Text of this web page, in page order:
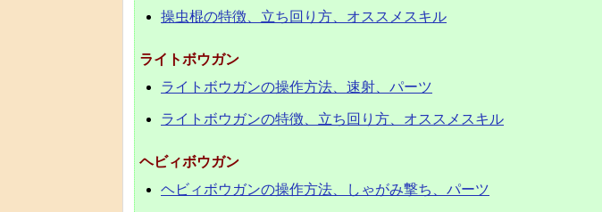
操虫棍の特徴、立ち回り方、オススメスキル
ライトボウガン
ライトボウガンの操作方法、速射、パーツ
ライトボウガンの特徴、立ち回り方、オススメスキル
ヘビィボウガン
ヘビィボウガンの操作方法、しゃがみ撃ち、パーツ